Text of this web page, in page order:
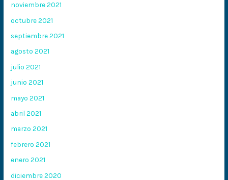
noviembre 2021
octubre 2021
septiembre 2021
agosto 2021
julio 2021
junio 2021
mayo 2021
abril 2021
marzo 2021
febrero 2021
enero 2021
diciembre 2020